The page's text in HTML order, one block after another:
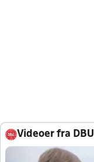
Videoer fra DBU